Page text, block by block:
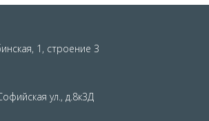
1, строение 3
ул., д.8к3Д